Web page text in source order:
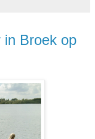
in Broek op